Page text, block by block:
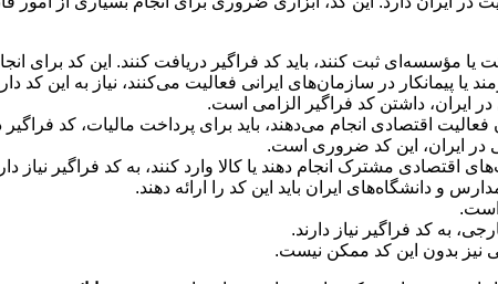
یا مؤسسه‌ای ثبت کنند، باید کد فراگیر دریافت کنند. این کد
یا پیمانکار در سازمان‌های ایرانی فعالیت می‌کنند، نیاز به این کد
ایران، داشتن کد فراگیر الزامی است.
فعالیت اقتصادی انجام می‌دهند، باید برای پرداخت مالیات، کد فراگیر
در ایران، این کد ضروری است.
اقتصادی مشترک انجام دهند یا کالا وارد کنند، به کد فراگیر نیاز
و دانشگاه‌های ایران باید این کد را ارائه دهند.
است.
به کد فراگیر نیاز دارند.
نیز بدون این کد ممکن نیست.